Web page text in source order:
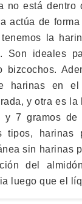
no está
actúa de
tenemos la
Son ideales
bizcochos.
harinas en el
y otra es
y 7 gramos de
tipos,
sin harinas
del
luego que el